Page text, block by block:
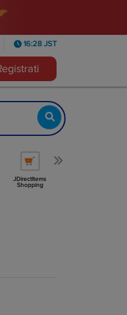
16:28 JST
JDirectItems
Shopping